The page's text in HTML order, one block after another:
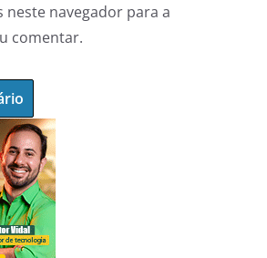
neste navegador para a
comentar.